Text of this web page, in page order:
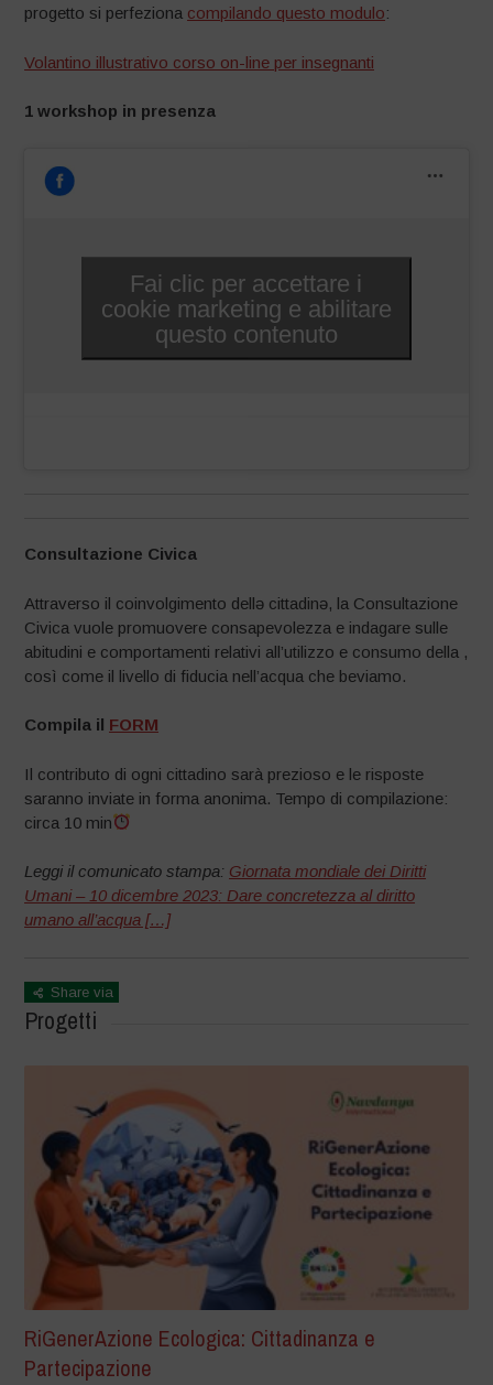
progetto si perfeziona compilando questo modulo:
Volantino illustrativo corso on-line per insegnanti
1 workshop in presenza
Fai clic per accettare i
cookie marketing e abilitare
questo contenuto
Consultazione Civica
Attraverso il coinvolgimento dellə cittadinə, la Consultazione
Civica vuole promuovere consapevolezza e indagare sulle
abitudini e comportamenti relativi all’utilizzo e consumo della ,
così come il livello di fiducia nell’acqua che beviamo.
Compila il FORM
Il contributo di ogni cittadino sarà prezioso e le risposte
saranno inviate in forma anonima. Tempo di compilazione:
circa 10 min
Leggi il comunicato stampa: Giornata mondiale dei Diritti
Umani – 10 dicembre 2023: Dare concretezza al diritto
umano all’acqua […]
Share via
Progetti
RiGenerAzione Ecologica: Cittadinanza e
Partecipazione